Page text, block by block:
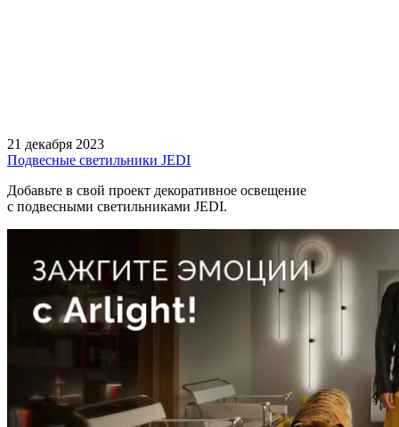
21 декабря 2023
Подвесные светильники JEDI
Добавьте в свой проект декоративное освещение
с подвесными светильниками JEDI.